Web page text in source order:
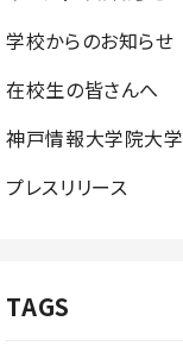
学校からのお知らせ
在校生の皆さんへ
神戸情報大学院大学
プレスリリース
TAGS